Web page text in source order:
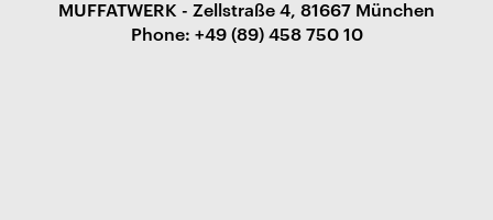
MUFFATWERK - Zellstraße 4, 81667 München
Phone: +49 (89) 458 750 10